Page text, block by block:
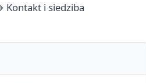
Kontakt i siedziba